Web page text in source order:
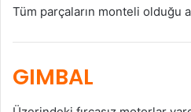
Tüm parçaların monteli olduğu
GIMBAL